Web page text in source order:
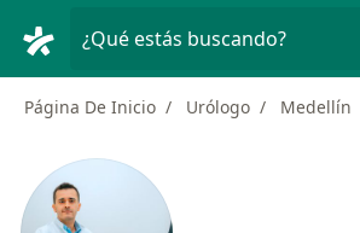
¿Qué estás buscando?
Página De Inicio Urólogo Medellín